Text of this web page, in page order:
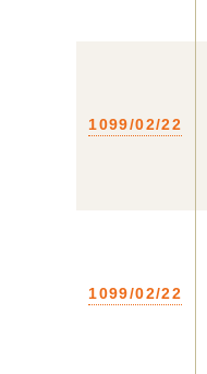
1099/02/22
1099/02/22